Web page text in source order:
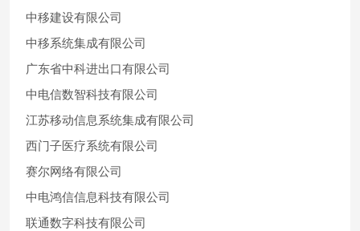
中移建设有限公司
中移系统集成有限公司
广东省中科进出口有限公司
中电信数智科技有限公司
江苏移动信息系统集成有限公司
西门子医疗系统有限公司
赛尔网络有限公司
中电鸿信信息科技有限公司
联通数字科技有限公司